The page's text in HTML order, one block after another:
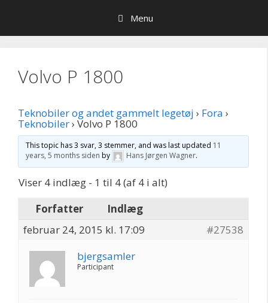
indhold
Menu
Volvo P 1800
Teknobiler og andet gammelt legetøj › Fora ›
Teknobiler› Volvo P 1800
This topic has 3 svar, 3 stemmer, and was last updated 11
years, 5 months siden by Hans Jørgen Wagner.
Viser 4 indlæg - 1 til 4 (af 4 i alt)
Forfatter
Indlæg
februar 24, 2015 kl. 17:09
#27538
bjergsamler
Participant